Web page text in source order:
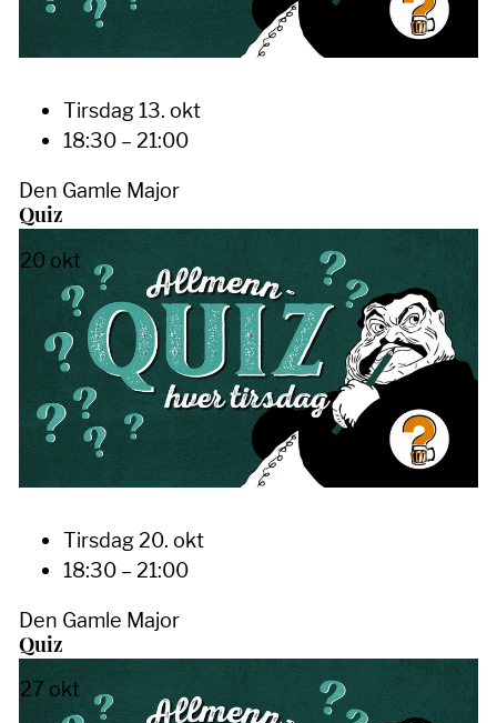
Tirsdag 13. okt
18:30 – 21:00
Den Gamle Major
Quiz
20 okt
Tirsdag 20. okt
18:30 – 21:00
Den Gamle Major
Quiz
27 okt